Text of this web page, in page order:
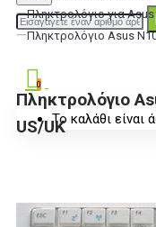
0
Το καλάθι είναι
Πληκτρολόγιο για Asus
Πληκτρολόγιο Asus
Πληκτρολόγιο
US/UK